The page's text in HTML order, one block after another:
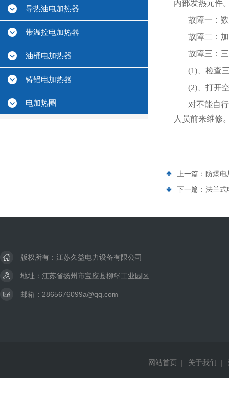
导热油电加热器
带温控电加热器
油桶电加热器
铸铝电加热器
电加热圈
内部发热元件
故障一：
故障二：
故障三：
(1)、检查
(2)、打开
对不能自
人员前来维修
上一篇： 防爆
下一篇： 法兰式
版权所有：江苏久益电力设备有限公司
地址：江苏省扬州市宝应县柳堡工业园区
邮箱：2865676099a@qq.com
网站首页 | 关于我们 |